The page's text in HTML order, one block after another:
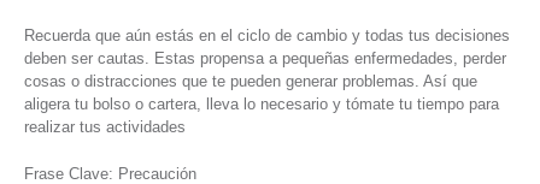
Recuerda que aún estás en el ciclo de cambio y todas tus decisiones
deben ser cautas. Estas propensa a pequeñas enfermedades, perder
cosas o distracciones que te pueden generar problemas. Así que
aligera tu bolso o cartera, lleva lo necesario y tómate tu tiempo para
realizar tus actividades
Frase Clave: Precaución